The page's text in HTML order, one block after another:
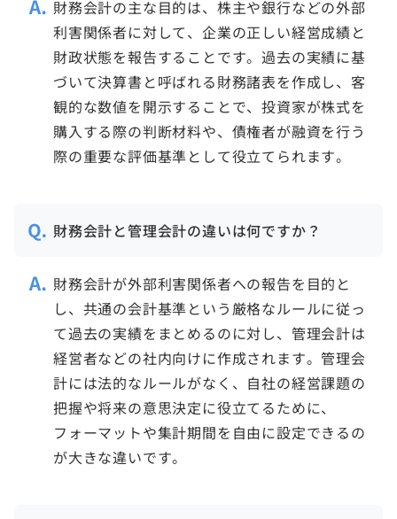
財務会計の主な目的は、株主や銀行などの外部
利害関係者に対して、企業の正しい経営成績と
財政状態を報告することです。過去の実績に基
づいて決算書と呼ばれる財務諸表を作成し、客
観的な数値を開示することで、投資家が株式を
購入する際の判断材料や、債権者が融資を行う
際の重要な評価基準として役立てられます。
財務会計と管理会計の違いは何ですか？
財務会計が外部利害関係者への報告を目的と
し、共通の会計基準という厳格なルールに従っ
て過去の実績をまとめるのに対し、管理会計は
経営者などの社内向けに作成されます。管理会
計には法的なルールがなく、自社の経営課題の
把握や将来の意思決定に役立てるために、
フォーマットや集計期間を自由に設定できるの
が大きな違いです。